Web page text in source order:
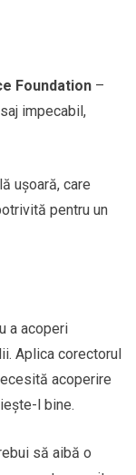
Foundation –
impecabil,
ușoară, care
pentru un
a acoperi
Aplica corectorul
acoperire
l bine.
să aibă o